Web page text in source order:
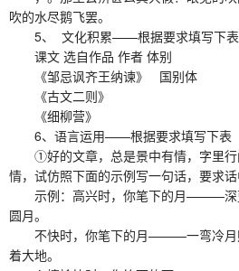
吹的水尽鹅飞罢。
5、 文化积累——根据要求填写下表
课文 选自作品 作者 体别
《邹忌讽齐王纳谏》 国别体
《古文二则》
《细柳营》
6、语言运用——根据要求填写下表（
①好的文章，总是景中有情，字里行
情，试仿照下面的示例写一句话，要求话
示例：高兴时，你笔下的月———深
圆月。
不快时，你笔下的月———一弯冷月
着大地。